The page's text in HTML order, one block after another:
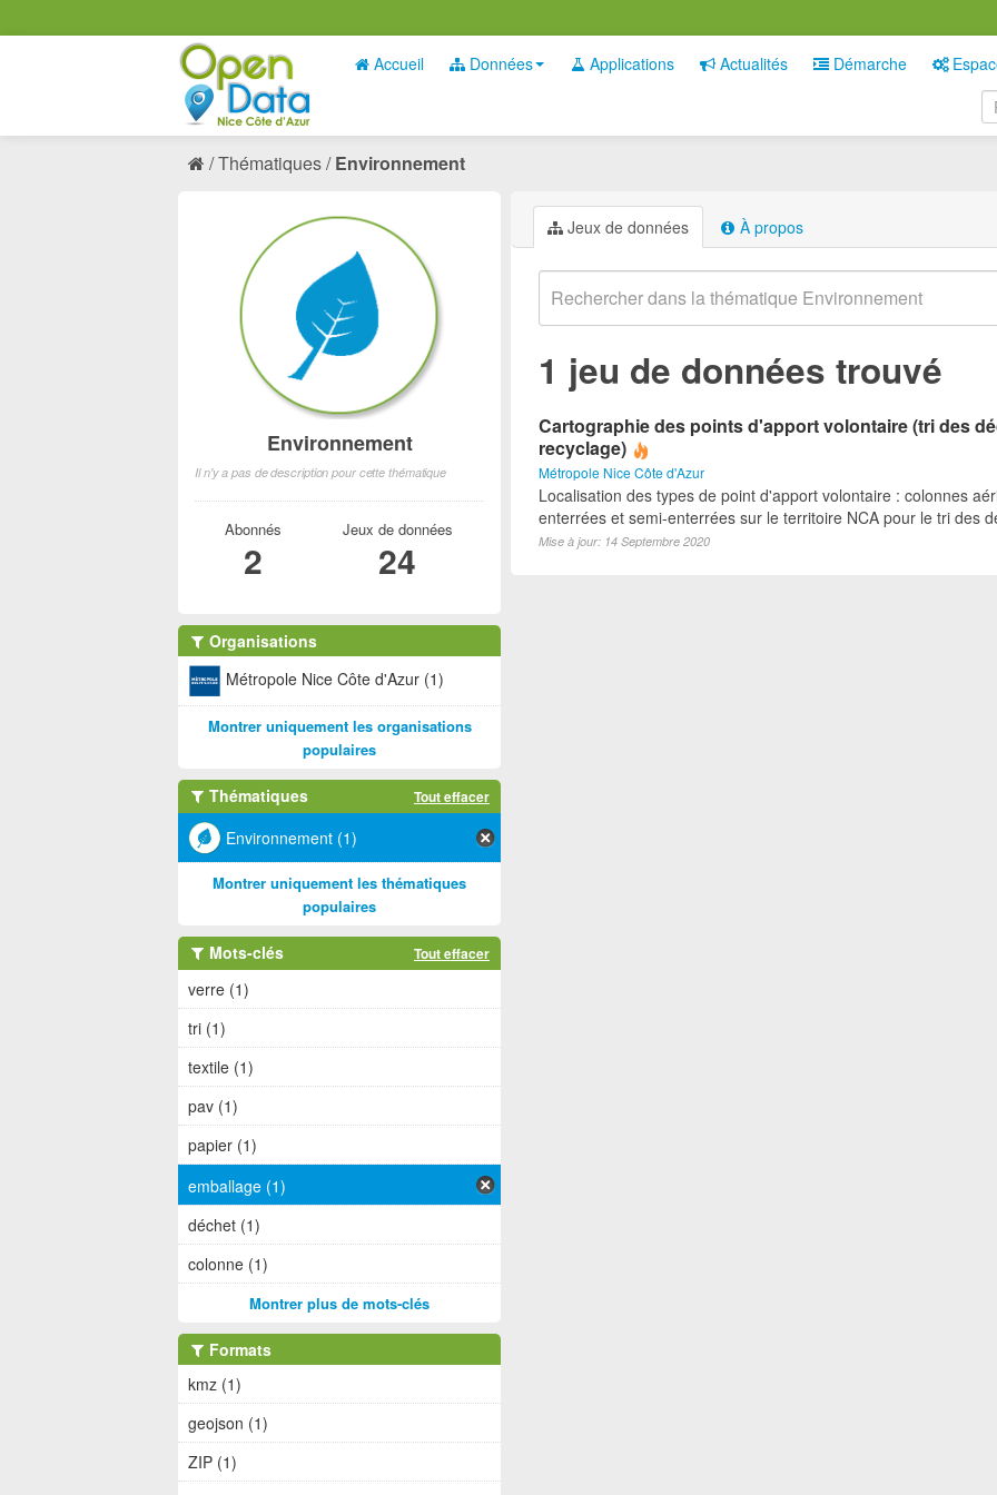
Accueil Données Applications Actualités Démarche
Thématiques Environnement
Jeux de données À propos
1 jeu de données trouvé
Cartographie des points d'apport volontaire (tri des
recyclage)
Métropole Nice Côte d'Azur
Localisation des types de point d'apport volontaire : colonnes
enterrées et semi-enterrées sur le territoire NCA pour le tri des
Mise à jour: 14 Septembre 2020
Environnement
Il n'y a pas de description pour cette thématique
Abonnés
2
Jeux de données
24
Organisations
Métropole Nice Côte d'Azur (1)
Montrer uniquement les organisations
populaires
Thématiques Tout effacer
Environnement (1)
Montrer uniquement les thématiques
populaires
Mots-clés Tout effacer
verre (1)
tri (1)
textile (1)
pav (1)
papier (1)
emballage (1)
déchet (1)
colonne (1)
Montrer plus de mots-clés
Formats
kmz (1)
geojson (1)
ZIP (1)